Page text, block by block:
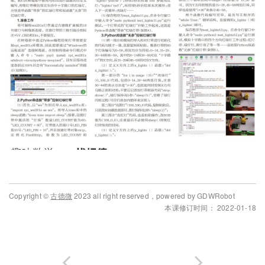
Copyright ©古德微 2023 all right reserved，powered by GDWRobot
本课修订时间： 2022-01-18